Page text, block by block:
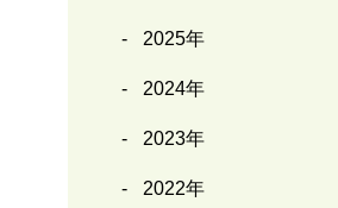
2025年
2024年
2023年
2022年